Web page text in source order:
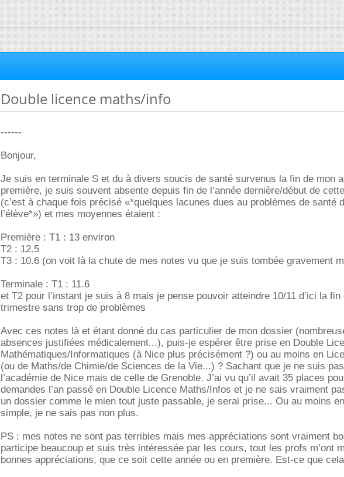
Double licence maths/info
------
Bonjour,
Je suis en terminale S et du à divers soucis de santé survenus la fin de mon
première, je suis souvent absente depuis fin de l’année dernière/début de
(c’est à chaque fois précisé «*quelques lacunes dues au problèmes de santé
l’élève*») et mes moyennes étaient :
Première : T1 : 13 environ
T2 : 12.5
T3 : 10.6 (on voit là la chute de mes notes vu que je suis tombée gravement
Terminale : T1 : 11.6
et T2 pour l’instant je suis à 8 mais je pense pouvoir atteindre 10/11 d’ici la fin
trimestre sans trop de problèmes
Avec ces notes là et étant donné du cas particulier de mon dossier
absences justifiées médicalement...), puis-je espérer être prise en Double
Mathématiques/Informatiques (à Nice plus précisément ?) ou au moins en
(ou de Maths/de Chimie/de Sciences de la Vie...) ? Sachant que je ne suis
l’académie de Nice mais de celle de Grenoble. J’ai vu qu’il avait 35 places
demandes l’an passé en Double Licence Maths/Infos et je ne sais vraiment
un dossier comme le mien tout juste passable, je serai prise... Ou au moins
simple, je ne sais pas non plus.
PS : mes notes ne sont pas terribles mais mes appréciations sont vraiment
participe beaucoup et suis très intéressée par les cours, tout les profs m’ont
bonnes appréciations, que ce soit cette année ou en première. Est-ce que